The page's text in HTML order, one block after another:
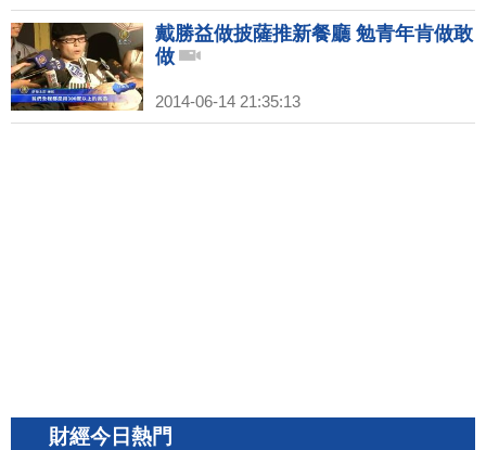
戴勝益做披薩推新餐廳 勉青年肯做敢
做
2014-06-14 21:35:13
財經今日熱門